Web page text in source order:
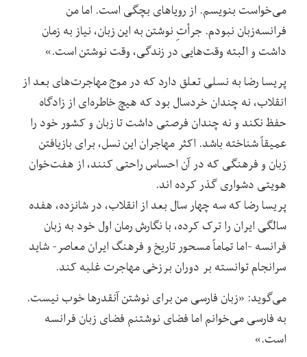
می‌خواست بنویسم. از رویاهای بچگی است. اما من
فرانسه‌زبان نبودم. جرأت نوشتن به این زبان، نیاز به زمان
داشت و البته وقت‌هایی در زندگی، وقت نوشتن است.»
پریسا رضا به نسلی تعلق دارد که در موج مهاجرت‌های بعد از
انقلاب، نه چندان خردسال بود که هیچ خاطره‌ای از زادگاه
حفظ نکند و نه چندان فرصتی داشت تا زبان و کشور خود را
عمیقاً شناخته باشد. اکثر مهاجران این نسل، برای بازیافتن
زبان و فرهنگی که در آن احساس راحتی کنند، از هفت‌خوان
هویتی دشواری گذر کرده اند.
پریسا رضا که سه چهار سال بعد از انقلاب، در شانزده، هفده
سالگی ایران را ترک کرده، با نگارش رمان اول خود به زبان
فرانسه -اما تماماً مسحور تاریخ و فرهنگ ایران معاصر- شاید
سرانجام توانسته بر دوران برزخی مهاجرت غلبه کند.
می‌‌گوید: «زبان فارسی من برای نوشتن آنقدرها خوب نیست.
به فارسی می‌خوانم اما فضای نوشتنم فضای زبان فرانسه
است.»